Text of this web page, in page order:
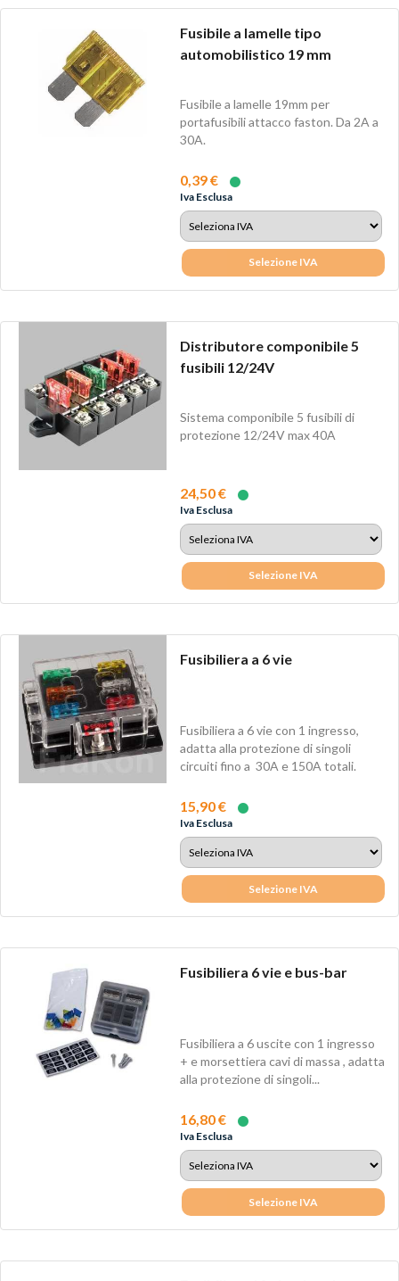
Fusibile a lamelle tipo
automobilistico 19 mm
Fusibile a lamelle 19mm per
portafusibili attacco faston. Da 2A a
30A.
0,39 €
Iva Esclusa
Selezione IVA
Distributore componibile 5
fusibili 12/24V
Sistema componibile 5 fusibili di
protezione 12/24V max 40A
24,50 €
Iva Esclusa
Selezione IVA
Fusibiliera a 6 vie
Fusibiliera a 6 vie con 1 ingresso,
adatta alla protezione di singoli
circuiti fino a 30A e 150A totali.
15,90 €
Iva Esclusa
Selezione IVA
Fusibiliera 6 vie e bus-bar
Fusibiliera a 6 uscite con 1 ingresso
+ e morsettiera cavi di massa , adatta
alla protezione di singoli...
16,80 €
Iva Esclusa
Selezione IVA